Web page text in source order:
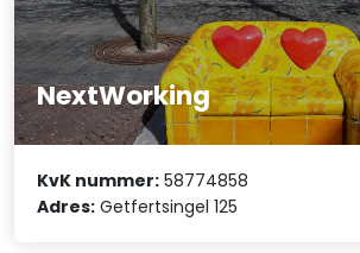
NextWorking
KvK nummer: 58774858
Adres: Getfertsingel 125